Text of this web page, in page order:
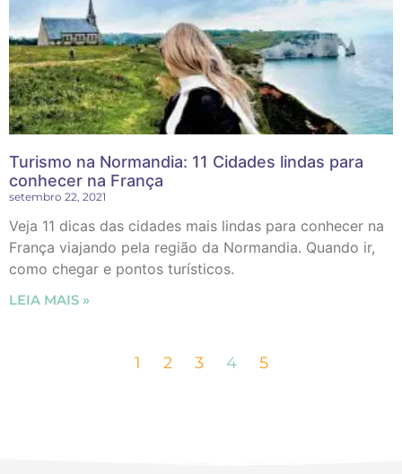
Turismo na Normandia: 11 Cidades lindas para
conhecer na França
setembro 22, 2021
Veja 11 dicas das cidades mais lindas para conhecer na
França viajando pela região da Normandia. Quando ir,
como chegar e pontos turísticos.
LEIA MAIS »
1 2 3 4 5